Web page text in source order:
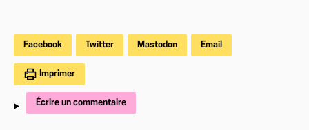
Facebook Twitter Mastodon Email
Imprimer
Écrire un commentaire